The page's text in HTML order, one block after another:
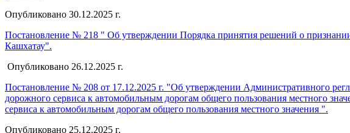
Опубликовано 30.12.2025 г.
Постановление № 218 " Об утверждении Порядка принятия решений о
Кашхатау".
Опубликовано 26.12.2025 г.
Постановление № 208 от 17.12.2025 г. "Об утверждении Административного
дорожного сервиса к автомобильным дорогам общего пользования местного
сервиса к автомобильным дорогам общего пользования местного значения ".
Опубликовано 25.12.2025 г.